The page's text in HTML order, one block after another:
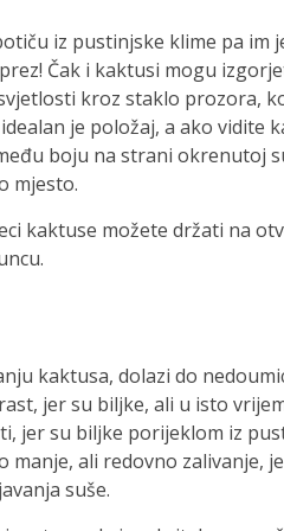
iz pustinjske klime pa im
Čak i kaktusi mogu
kroz staklo prozora,
je položaj, a ako vidite
boju na strani okrenutoj
mjesto.
kaktuse možete držati na
kaktusa, dolazi do
jer su biljke, ali u isto
jer su biljke porijeklom iz
manje, ali redovno zalivanje,
suše.